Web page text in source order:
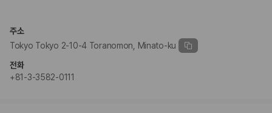
주소
Tokyo Tokyo 2-10-4 Toranomon, Minato-ku
전화
+81-3-3582-0111